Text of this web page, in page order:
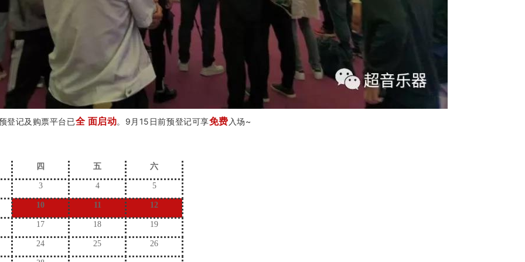
登记及购票平台已全 面启动。9月15日前预登记可享免费 入场~
四 五 六
3 4 5
10 11 12
17 18 19
24 25 26